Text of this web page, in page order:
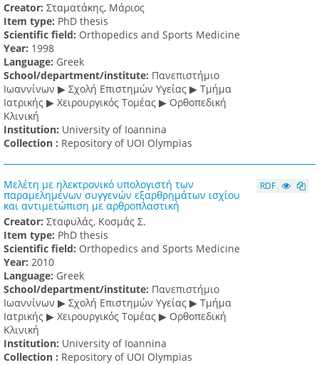
Creator: Σταματάκης, Μάριος
Item type: PhD thesis
Scientific field: Orthopedics and Sports Medicine
Υear: 1998
Language: Greek
School/department/institute: Πανεπιστήμιο
Ιωαννίνων ▶ Σχολή Επιστημών Υγείας ▶ Τμήμα
Ιατρικής ▶ Χειρουργικός Τομέας ▶ Ορθοπεδική
Κλινική
Institution: University of Ioannina
Collection : Repository of UOI Olympias
Μελέτη με ηλεκτρονικό υπολογιστή των
παραμελημένων συγγενών εξαρθρημάτων ισχίου
και αντιμετώπιση με αρθροπλαστική
Creator: Σταφυλάς, Κοσμάς Σ.
Item type: PhD thesis
Scientific field: Orthopedics and Sports Medicine
Υear: 2010
Language: Greek
School/department/institute: Πανεπιστήμιο
Ιωαννίνων ▶ Σχολή Επιστημών Υγείας ▶ Τμήμα
Ιατρικής ▶ Χειρουργικός Τομέας ▶ Ορθοπεδική
Κλινική
Institution: University of Ioannina
Collection : Repository of UOI Olympias
RDF